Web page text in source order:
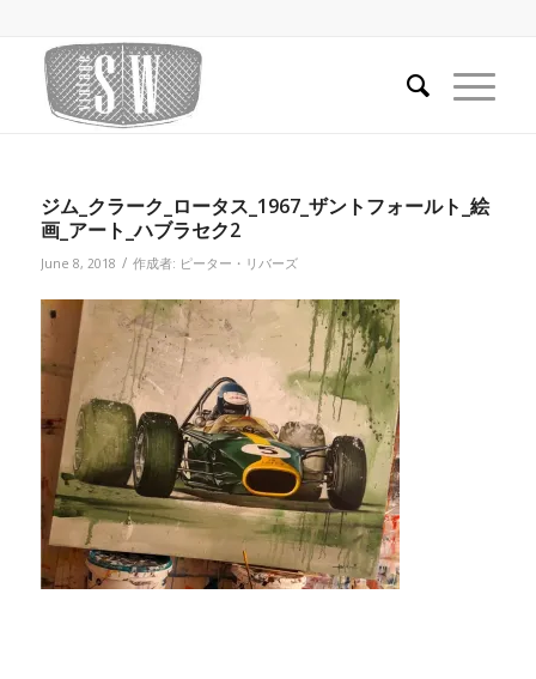
ジム_クラーク_ロータス_1967_ザントフォールト_絵
画_アート_ハブラセク2
June 8, 2018 / 作成者: ピーター・リバーズ